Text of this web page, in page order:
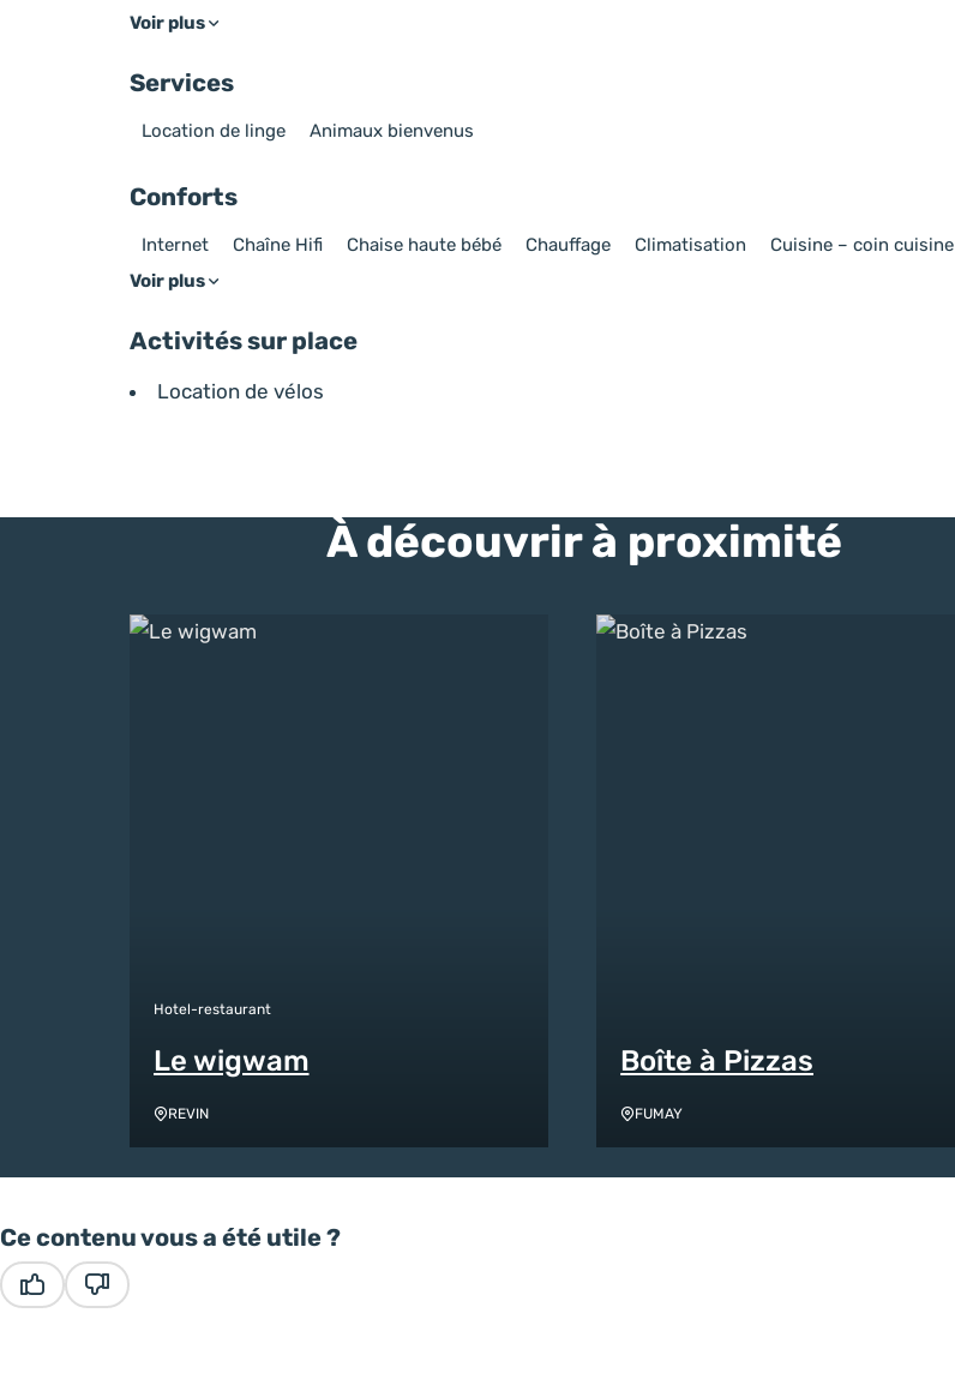
Voir plus
Services
Location de linge Animaux bienvenus
Conforts
Internet Chaîne Hifi Chaise haute bébé Chauffage Climatisation
Cuisine – coin cuisine
Voir plus
Activités sur place
Location de vélos
À découvrir à proximité
Le wigwam
Hotel-restaurant
REVIN
Le wigwam
Boîte à Pizzas
FUMAY
Boîte à Pizzas
Ce contenu vous a été utile ?